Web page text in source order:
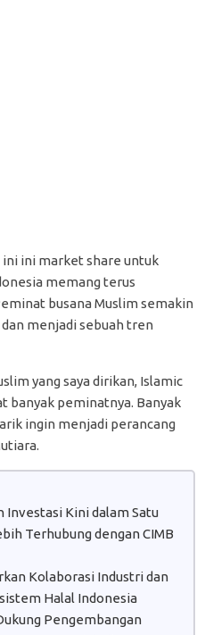
ini market share untuk
memang terus
busana Muslim semakin
menjadi sebuah tren
yang saya dirikan, Islamic
banyak peminatnya. Banyak
ingin menjadi perancang
Investasi Kini dalam Satu
Terhubung dengan CIMB
Kolaborasi Industri dan
Halal Indonesia
Pengembangan